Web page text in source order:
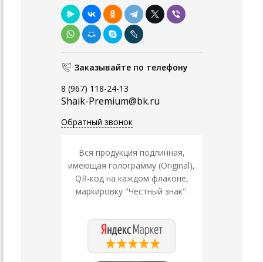
Заказывайте по телефону
8 (967) 118-24-13
Shaik-Premium@bk.ru
Обратный звонок
Вся продукция подлинная,
имеющая голограмму (Original),
QR-код на каждом флаконе,
маркировку "Честный знак".